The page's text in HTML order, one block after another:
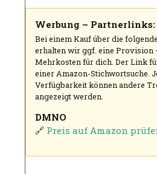
Werbung – Partnerlinks:
Bei einem Kauf über die
erhalten wir ggf. eine Provision
Mehrkosten für dich. Der Link
einer Amazon-Stichwortsuche.
Verfügbarkeit können andere
angezeigt werden.
DMNO
🔗 Preis auf Amazon